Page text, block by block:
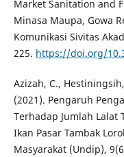
Market Sanitation and
Minasa Maupa, Gowa
Komunikasi Sivitas
225. https://doi.org/
Azizah, C.,
(2021). Pengaruh
Terhadap Jumlah Lalat
Ikan Pasar Tambak
Masyarakat (Undip),